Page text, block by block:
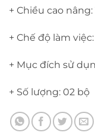
+ Chiều cao nâng:
+ Chế độ làm
+ Mục đích sử
+ Số lượng: 02 bộ